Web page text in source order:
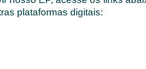
plataformas digitais: